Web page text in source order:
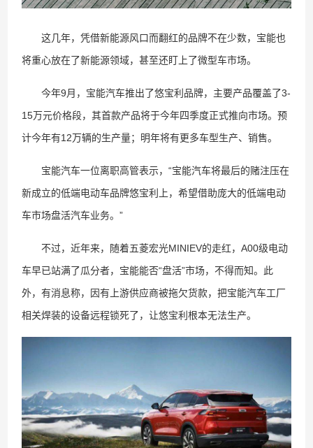
这几年，凭借新能源风口而翻红的品牌不在少数，宝能也
将重心放在了新能源领域，甚至还盯上了微型车市场。
今年9月，宝能汽车推出了悠宝利品牌，主要产品覆盖了3-
15万元价格段，其首款产品将于今年四季度正式推向市场。预
计今年有12万辆的生产量；明年将有更多车型生产、销售。
宝能汽车一位离职高管表示，“宝能汽车将最后的赌注压在
新成立的低端电动车品牌悠宝利上，希望借助庞大的低端电动
车市场盘活汽车业务。”
不过，近年来，随着五菱宏光MINIEV的走红，A00级电动
车早已站满了瓜分者，宝能能否“盘活”市场，不得而知。此
外，有消息称，因有上游供应商被拖欠货款，把宝能汽车工厂
相关焊装的设备远程锁死了，让悠宝利根本无法生产。